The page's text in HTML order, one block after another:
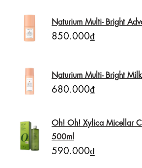
Naturium Multi- Bright
850.000₫
Naturium Multi- Bright
680.000₫
Oh! Oh! Xylica Micellar
500ml
590.000₫